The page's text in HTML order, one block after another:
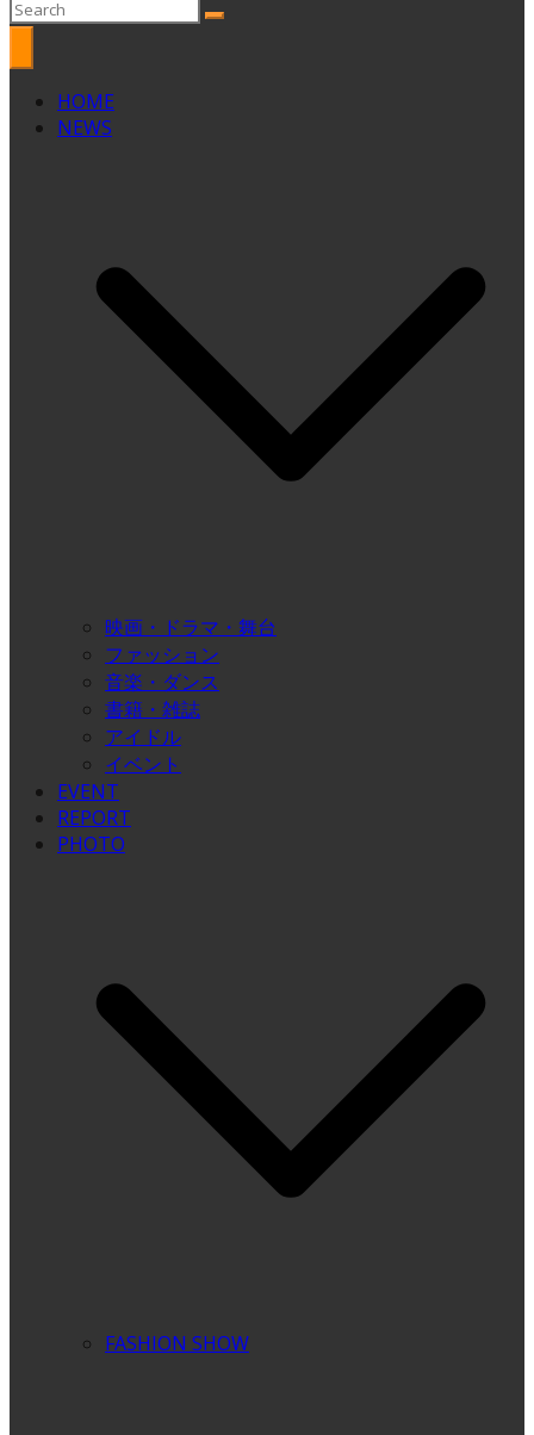
HOME
NEWS
映画・ドラマ・舞台
ファッション
音楽・ダンス
書籍・雑誌
アイドル
イベント
EVENT
REPORT
PHOTO
FASHION SHOW